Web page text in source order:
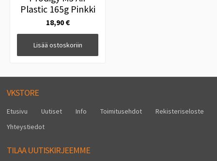
Plastic 165g Pinkki
18,90 €
Lisää ostoskoriin
VKSTORE
Etusivu Uutiset Info Toimitusehdot
Rekisteriseloste
Yhteystiedot
TILAA UUTISKIRJEEMME